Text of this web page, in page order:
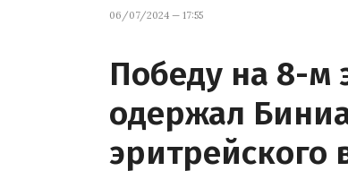
06/07/2024 — 17:55
Победу на 8-м
одержал
эритрейского